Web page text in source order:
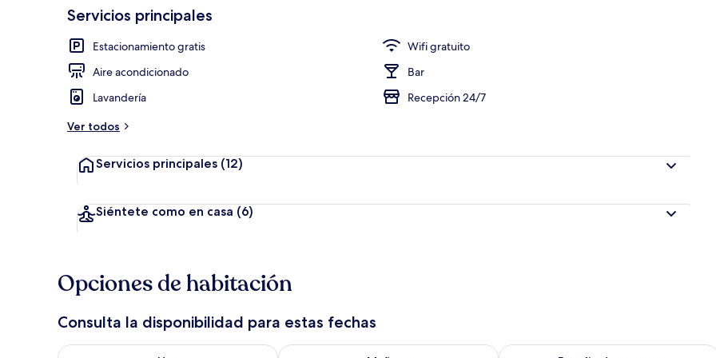
Servicios principales
Estacionamiento gratis
Wifi gratuito
Aire acondicionado
Bar
Lavandería
Recepción 24/7
Ver todos
Servicios principales (12)
Siéntete como en casa (6)
Opciones de habitación
Consulta la disponibilidad para estas fechas
Consulta la disponibilidad para hoy ago 7 - ago 8Consulta la disponibilidad para mañana ago 8 - ago 9Consulta la disponibilidad para este